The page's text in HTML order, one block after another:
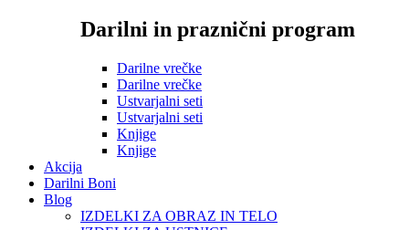
Darilni in praznični program
Darilne vrečke
Darilne vrečke
Ustvarjalni seti
Ustvarjalni seti
Knjige
Knjige
Akcija
Darilni Boni
Blog
IZDELKI ZA OBRAZ IN TELO